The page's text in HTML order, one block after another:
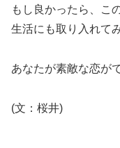
もし良かったら、こ
生活にも取り入れて
あなたが素敵な恋が
(文：桜井)